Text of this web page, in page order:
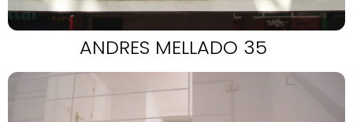
ANDRES MELLADO 35